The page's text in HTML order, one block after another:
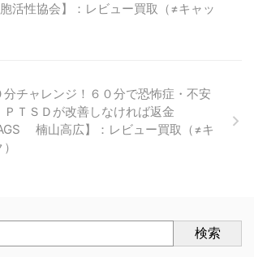
活性協会】：レビュー買取（≠キャッ
チャレンジ！６０分で恐怖症・不安
ＴＳＤが改善しなければ返金
楠山高広】：レビュー買取（≠キ
検索